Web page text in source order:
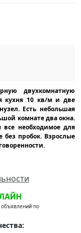
двухкомнатную
кухня 10 кв/м и две
Есть небольшая
комнате два окна.
необходимое для
пробок. Взрослые
по